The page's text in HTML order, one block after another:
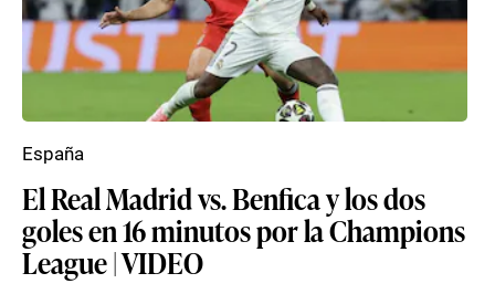
El Real Madrid vs. Benfica y los dos
goles en 16 minutos por la Champions
League | VIDEO
España